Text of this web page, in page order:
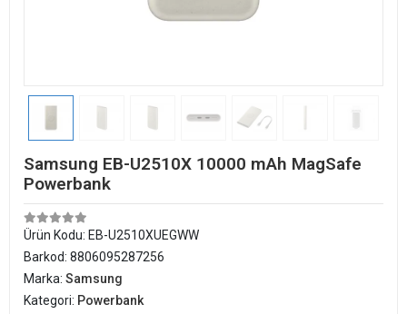
Samsung EB-U2510X 10000 mAh MagSafe
Powerbank
Ürün Kodu: EB-U2510XUEGWW
Barkod: 8806095287256
Marka: Samsung
Kategori: Powerbank